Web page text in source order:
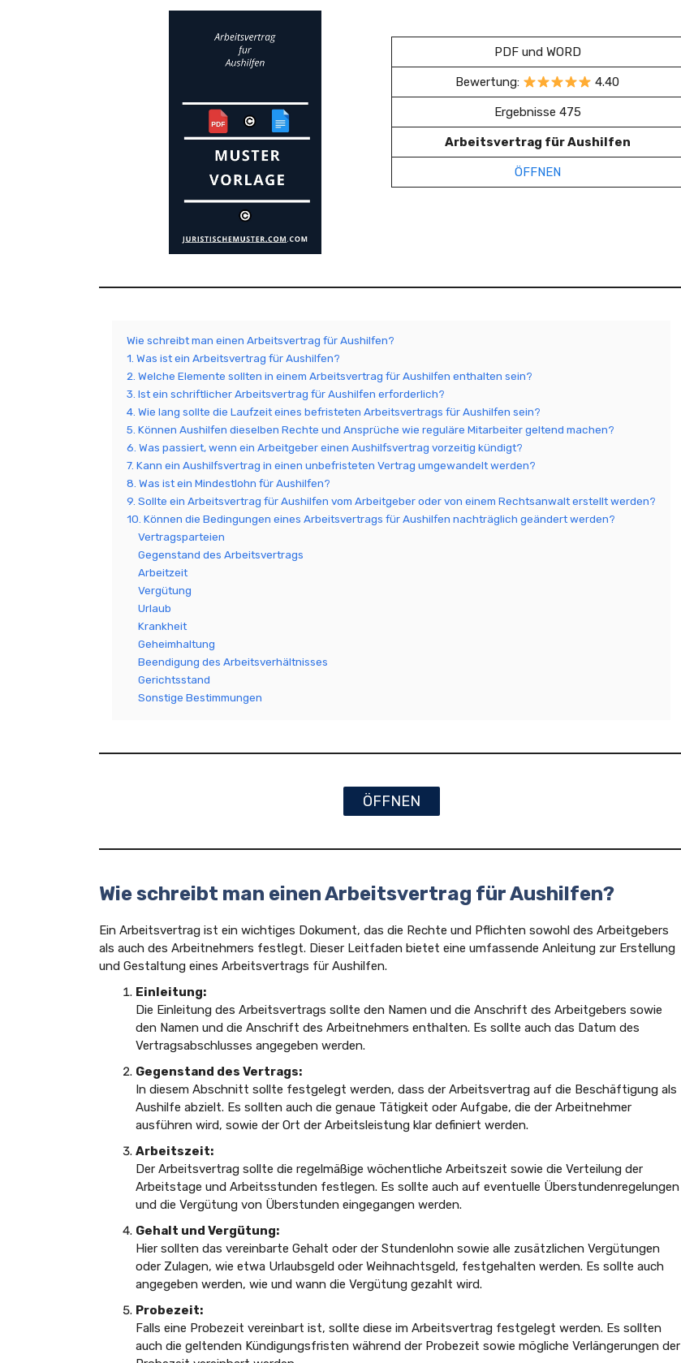
PDF und WORD
Bewertung: 4.40
Ergebnisse 475
Arbeitsvertrag für Aushilfen
ÖFFNEN
Wie schreibt man einen Arbeitsvertrag für Aushilfen?
1. Was ist ein Arbeitsvertrag für Aushilfen?
2. Welche Elemente sollten in einem Arbeitsvertrag für Aushilfen enthalten sein?
3. Ist ein schriftlicher Arbeitsvertrag für Aushilfen erforderlich?
4. Wie lang sollte die Laufzeit eines befristeten Arbeitsvertrags für Aushilfen sein?
5. Können Aushilfen dieselben Rechte und Ansprüche wie reguläre Mitarbeiter geltend machen?
6. Was passiert, wenn ein Arbeitgeber einen Aushilfsvertrag vorzeitig kündigt?
7. Kann ein Aushilfsvertrag in einen unbefristeten Vertrag umgewandelt werden?
8. Was ist ein Mindestlohn für Aushilfen?
9. Sollte ein Arbeitsvertrag für Aushilfen vom Arbeitgeber oder von einem Rechtsanwalt erstellt werden?
10. Können die Bedingungen eines Arbeitsvertrags für Aushilfen nachträglich geändert werden?
Vertragsparteien
Gegenstand des Arbeitsvertrags
Arbeitzeit
Vergütung
Urlaub
Krankheit
Geheimhaltung
Beendigung des Arbeitsverhältnisses
Gerichtsstand
Sonstige Bestimmungen
ÖFFNEN
Wie schreibt man einen Arbeitsvertrag für Aushilfen?
Ein Arbeitsvertrag ist ein wichtiges Dokument, das die Rechte und Pflichten sowohl des Arbeitgebers
als auch des Arbeitnehmers festlegt. Dieser Leitfaden bietet eine umfassende Anleitung zur Erstellung
und Gestaltung eines Arbeitsvertrags für Aushilfen.
Einleitung:
Die Einleitung des Arbeitsvertrags sollte den Namen und die Anschrift des Arbeitgebers sowie
den Namen und die Anschrift des Arbeitnehmers enthalten. Es sollte auch das Datum des
Vertragsabschlusses angegeben werden.
Gegenstand des Vertrags:
In diesem Abschnitt sollte festgelegt werden, dass der Arbeitsvertrag auf die Beschäftigung als
Aushilfe abzielt. Es sollten auch die genaue Tätigkeit oder Aufgabe, die der Arbeitnehmer
ausführen wird, sowie der Ort der Arbeitsleistung klar definiert werden.
Arbeitszeit:
Der Arbeitsvertrag sollte die regelmäßige wöchentliche Arbeitszeit sowie die Verteilung der
Arbeitstage und Arbeitsstunden festlegen. Es sollte auch auf eventuelle Überstundenregelungen
und die Vergütung von Überstunden eingegangen werden.
Gehalt und Vergütung:
Hier sollten das vereinbarte Gehalt oder der Stundenlohn sowie alle zusätzlichen Vergütungen
oder Zulagen, wie etwa Urlaubsgeld oder Weihnachtsgeld, festgehalten werden. Es sollte auch
angegeben werden, wie und wann die Vergütung gezahlt wird.
Probezeit:
Falls eine Probezeit vereinbart ist, sollte diese im Arbeitsvertrag festgelegt werden. Es sollten
auch die geltenden Kündigungsfristen während der Probezeit sowie mögliche Verlängerungen der